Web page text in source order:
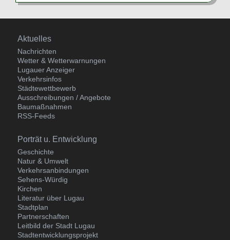
Navigation
überspringen
Aktuelles
Nachrichten
Wetter & Wetterwarnungen
Lugauer Anzeiger
Verkehrsinfos
Städtewettbewerb
Ausschreibungen / Angebote
Baumaßnahmen
RSS-Feeds
Navigation
überspringen
Porträt u. Entwicklung
Geschichte
Natur & Umwelt
Verkehrsanbindungen
Sehens-Würdig
Kirchen
Literatur über Lugau
Stadtplan
Partnerschaften
Leitbild der Stadt Lugau
Stadtentwicklungsprojekt